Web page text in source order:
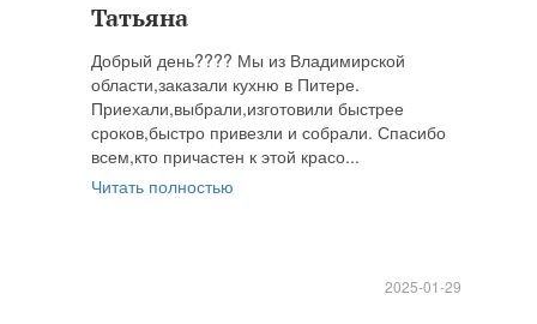
Татьяна
Добрый день???? Мы из Владимирской
области,заказали кухню в Питере.
Приехали,выбрали,изготовили быстрее
сроков,быстро привезли и собрали. Спасибо
всем,кто причастен к этой красо...
Читать полностью
2025-01-29